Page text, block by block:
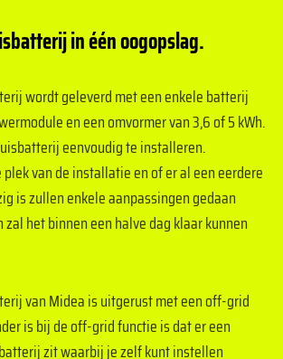
in één oogopslag.
wordt geleverd met een enkele batterij
en een omvormer van 3,6 of 5 kWh.
eenvoudig te installeren.
van de installatie en of er al een eerdere
is zullen enkele aanpassingen gedaan
het binnen een halve dag klaar kunnen
van Midea is uitgerust met een off-grid
is bij de off-grid functie is dat er een
zit waarbij je zelf kunt instellen